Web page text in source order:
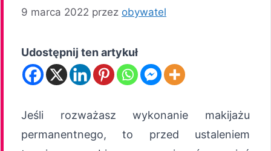
9 marca 2022 przez obywatel
Udostępnij ten artykuł
Jeśli rozważasz wykonanie makijażu
permanentnego, to przed ustaleniem